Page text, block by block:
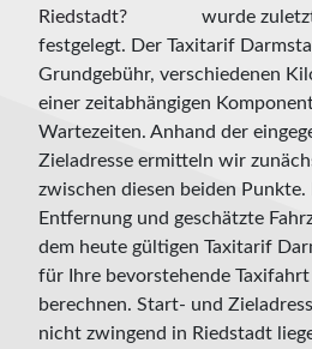
wurde
festgelegt. Der Taxitarif
Grundgebühr, verschiedenen
einer zeitabhängigen
Wartezeiten. Anhand der
Zieladresse ermitteln wir
zwischen diesen beiden
Entfernung und geschätzte
dem heute gültigen Taxitarif
für Ihre bevorstehende
berechnen. Start- und
nicht zwingend in Riedstadt